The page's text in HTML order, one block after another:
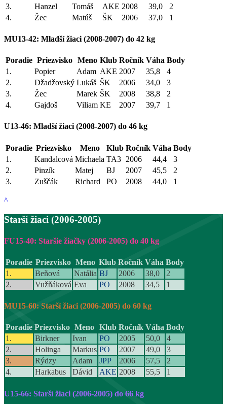
3.
Hanzel Tomáš AKE 2008 39,0
2
4.
Žec Matúš ŠK 2006 37,0 1
MU13-42: Mladší žiaci (2008-2007) do 42 kg
Poradie Priezvisko Meno Klub Ročník Váha Body
1.
Popier Adam AKE 2007 35,8
4
2.
Džadžovský Lukáš ŠK 2006 34,0
3
3.
Žec Marek ŠK 2008 38,8
2
4.
Gajdoš Viliam KE 2007 39,7 1
U13-46: Mladší žiaci (2008-2007) do 46 kg
Poradie Priezvisko Meno Klub Ročník Váha Body
1.
Kandalcová Michaela TA3 2006 44,4
3
2.
Pinzík Matej BJ 2007 45,5
2
3.
Zuščák Richard PO 2008 44,0 1
^
Starší žiaci (2006-2005)
FU15-40: Staršie žiačky (2006-2005) do 40 kg
Poradie Priezvisko Meno Klub Ročník Váha Body
1.
Beňová Natália BJ 2006 38,0
2
2.
Vužňáková Eva PO 2008 34,5 1
MU15-60: Starší žiaci (2006-2005) do 60 kg
Poradie Priezvisko Meno Klub Ročník Váha Body
1.
Birkner Ivan PO 2005 50,0
4
2.
Holinga Markus PO 2007 49,0
3
3.
Rýdzy Adam JPP 2006 57,5
2
4.
Harkabus Dávid AKE 2008 55,5 1
U15-66: Starší žiaci (2006-2005) do 66 kg